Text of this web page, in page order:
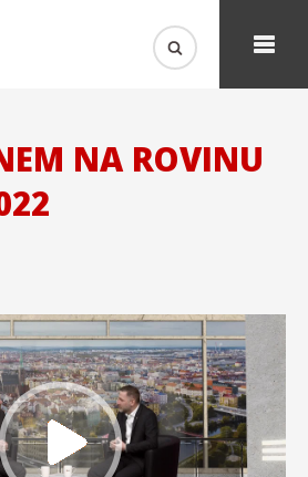
NA ROVINU